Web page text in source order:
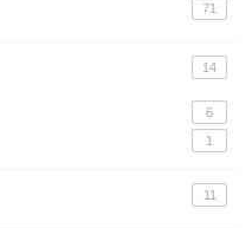
71
14
6
1
11